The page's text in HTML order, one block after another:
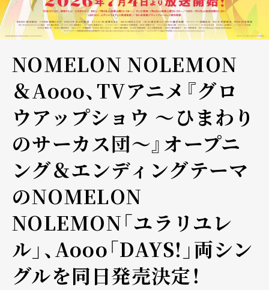
NOMELON NOLEMON
＆Aooo、TVアニメ『グロ
ウアップショウ ～ひまわり
のサーカス団～』オープニ
ング＆エンディングテーマ
のNOMELON
NOLEMON「ユラリユレ
ル」、Aooo「DAYS!」両シン
グルを同日発売決定！